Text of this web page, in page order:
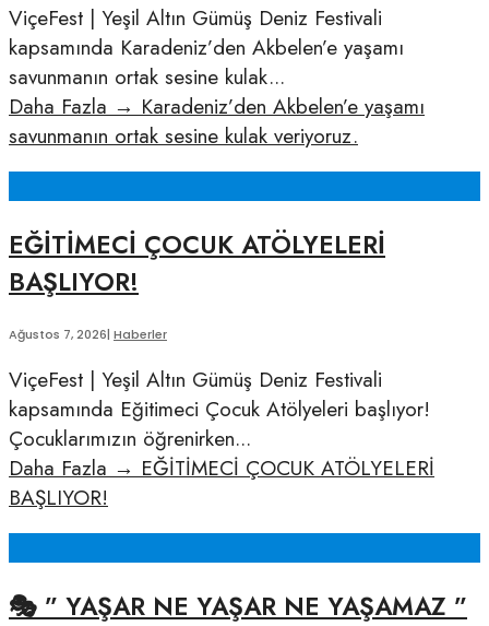
ViçeFest | Yeşil Altın Gümüş Deniz Festivali
kapsamında Karadeniz’den Akbelen’e yaşamı
savunmanın ortak sesine kulak...
Daha Fazla → Karadeniz’den Akbelen’e yaşamı
savunmanın ortak sesine kulak veriyoruz.
EĞİTİMECİ ÇOCUK ATÖLYELERİ
BAŞLIYOR!
Ağustos 7, 2026| Haberler
ViçeFest | Yeşil Altın Gümüş Deniz Festivali
kapsamında Eğitimeci Çocuk Atölyeleri başlıyor!
Çocuklarımızın öğrenirken...
Daha Fazla → EĞİTİMECİ ÇOCUK ATÖLYELERİ
BAŞLIYOR!
🎭 ” YAŞAR NE YAŞAR NE YAŞAMAZ ”